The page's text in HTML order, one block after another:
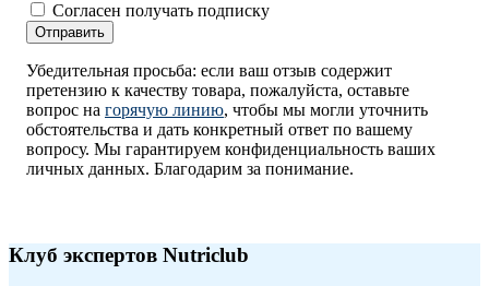
Согласен получать подписку
Отправить
Убедительная просьба: если ваш отзыв содержит
претензию к качеству товара, пожалуйста, оставьте
вопрос на горячую линию, чтобы мы могли уточнить
обстоятельства и дать конкретный ответ по вашему
вопросу. Мы гарантируем конфиденциальность ваших
личных данных. Благодарим за понимание.
Клуб экспертов Nutriclub